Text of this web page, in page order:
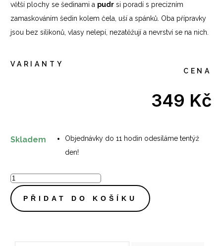
větší plochy se šedinami a pudrsi poradí s precizním
zamaskováním šedin kolem čela, uší a spánků. Oba přípravky
jsou bez silikonů, vlasy nelepí, nezatěžují a nevrství se na nich.
VARIANTY
CENA
349 Kč
Skladem
Objednávky do 11 hodin odesíláme tentýž
den!
PŘIDAT DO KOŠÍKU